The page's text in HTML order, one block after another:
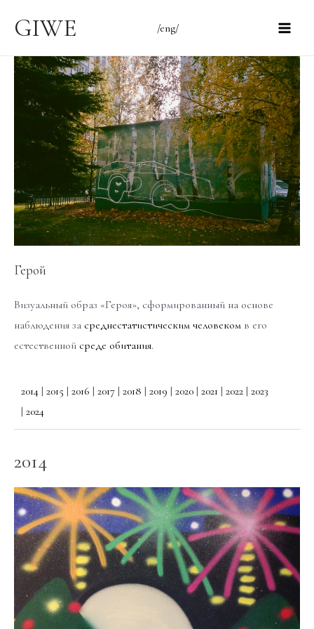
GIWE /eng/
Герой
Визуальный образ «Героя», сформированный на основе
наблюдения за среднестатистическим человеком в его
естественной среде обитания.
2014 | 2015 | 2016 | 2017 | 2018 | 2019 | 2020 | 2021 | 2022 | 2023
| 2024
2014